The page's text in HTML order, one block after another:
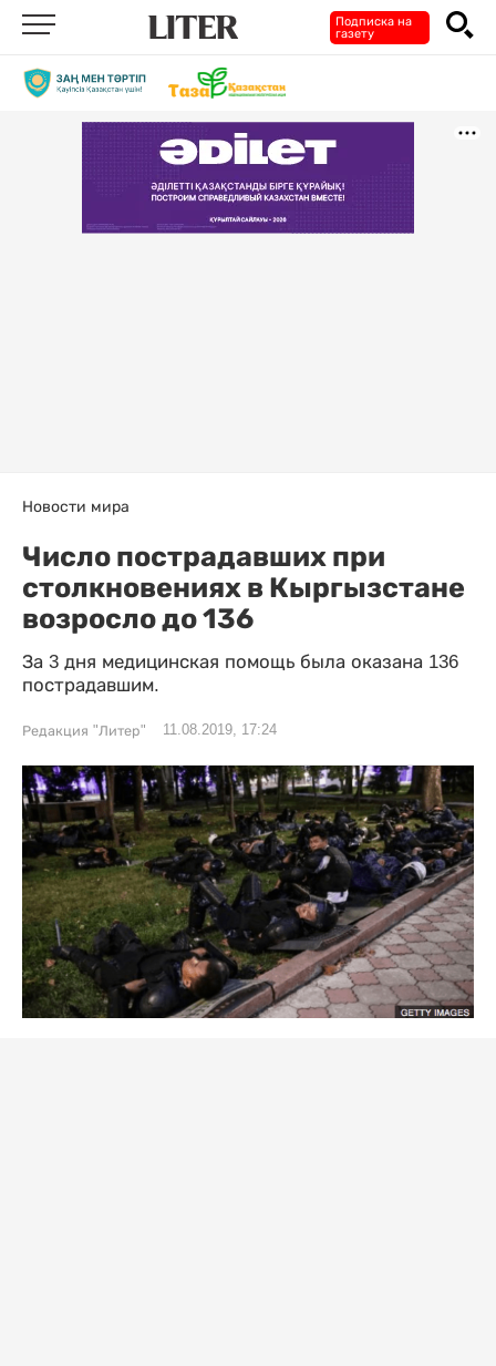
Подписка на
газету
Новости мира
Число пострадавших при
столкновениях в Кыргызстане
возросло до 136
За 3 дня медицинская помощь была оказана 136
пострадавшим.
Редакция "Литер" 11.08.2019, 17:24